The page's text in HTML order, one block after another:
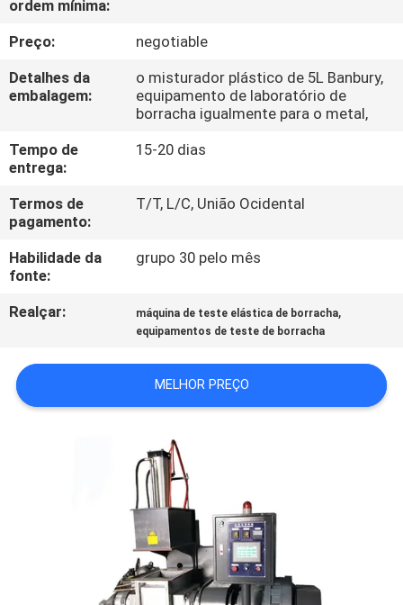
CONTROLE
DA
QUALIDADE
CONTACTE-
NOS
NOTÍCIA
PEÇA
UMAS
VR
ordem mínima:
Preço:
negotiable
Detalhes da
embalagem:
o misturador plástico de 5L Banbury,
equipamento de laboratório de
borracha igualmente para o metal,
Tempo de
entrega:
15-20 dias
Termos de
pagamento:
T/T, L/C, União Ocidental
Habilidade da
fonte:
grupo 30 pelo mês
Realçar: máquina de teste elástica de borracha,
equipamentos de teste de borracha
MELHOR PREÇO